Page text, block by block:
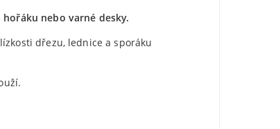
nebo varné desky.
dřezu, lednice a sporáku